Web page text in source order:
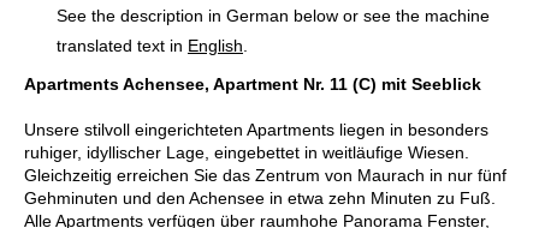
See the description in German below or see the machine
translated text in English
Apartments Achensee, Apartment Nr. 11 (C) mit Seeblick
Unsere stilvoll eingerichteten Apartments liegen in besonders
ruhiger, idyllischer Lage, eingebettet in weitläufige Wiesen.
Gleichzeitig erreichen Sie das Zentrum von Maurach in nur fünf
Gehminuten und den Achensee in etwa zehn Minuten zu Fuß.
Alle Apartments verfügen über raumhohe Panorama Fenster,